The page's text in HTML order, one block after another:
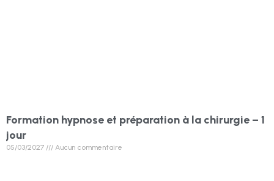
Formation hypnose et préparation à la chirurgie – 1
jour
05/03/2027 Aucun commentaire